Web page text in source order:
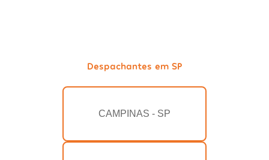
Despachantes em SP
CAMPINAS - SP